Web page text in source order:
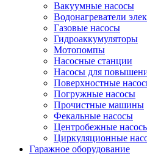
Вакуумные насосы
Водонагреватели
Газовые насосы
Гидроаккумуляторы
Мотопомпы
Насосные станции
Насосы для
Поверхностные
Погружные насосы
Прочистные машины
Фекальные насосы
Центробежные
Циркуляционные
Гаражное оборудование